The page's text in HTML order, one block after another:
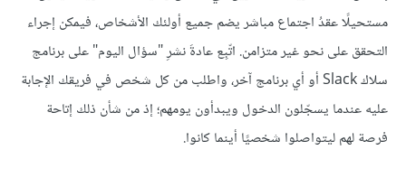
مستحيلًا عقدُ اجتماع مباشر يضم جميع أولئك الأشخاص، فيمكن إجراء
التحقق على نحو غير متزامن. اتّبِع عادةَ نشرِ "سؤال اليوم" على برنامج
سلاك Slack أو أي برنامج آخر، واطلب من كل شخص في فريقك الإجابة
عليه عندما يسجّلون الدخول ويبدأون يومهم؛ إذ من شأن ذلك إتاحة
فرصة لهم ليتواصلوا شخصيًا أينما كانوا.